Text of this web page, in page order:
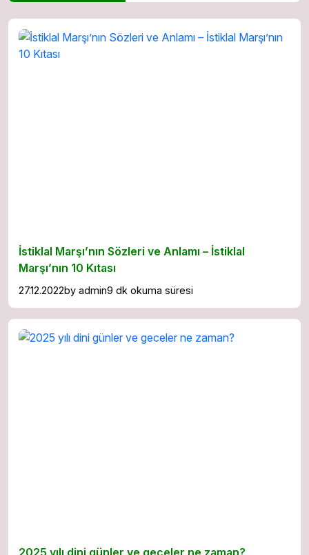
İstiklal Marşı’nın Sözleri ve Anlamı – İstiklal
Marşı’nın 10 Kıtası
27.12.2022by admin9 dk okuma süresi
2025 yılı dini günler ve geceler ne zaman?